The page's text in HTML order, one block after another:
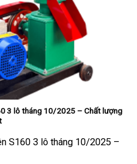
3 lô tháng 10/2025 – Chất lượng
S160 3 lô tháng 10/2025 –